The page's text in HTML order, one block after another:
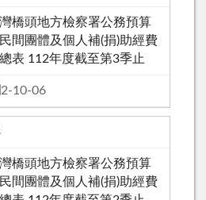
橋頭地方檢察署公務預算
間團體及個人補(捐)助經費
表 112年度截至第3季止
10-06
橋頭地方檢察署公務預算
間團體及個人補(捐)助經費